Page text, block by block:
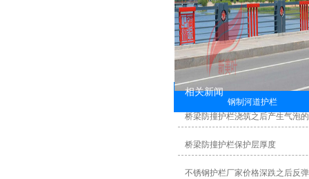
钢制河道护栏
相关新闻
桥梁防撞护栏浇筑之后产生气泡
桥梁防撞护栏保护层厚度
不锈钢护栏厂家价格深跌之后反